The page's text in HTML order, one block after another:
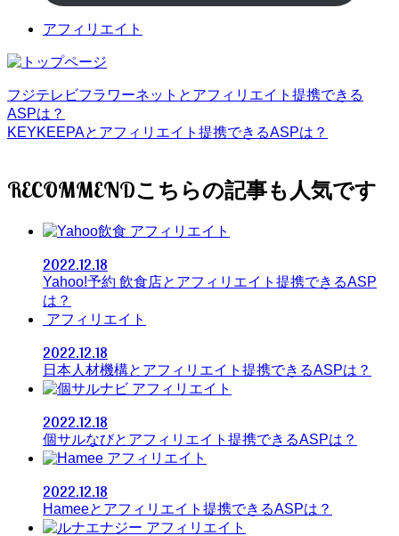
アフィリエイト
フジテレビフラワーネットとアフィリエイト提携できる
ASPは？
KEYKEEPAとアフィリエイト提携できるASPは？
RECOMMEND
アフィリエイト
2022.12.18
Yahoo!予約 飲食店とアフィリエイト提携できるASP
は？
アフィリエイト
2022.12.18
日本人材機構とアフィリエイト提携できるASPは？
アフィリエイト
2022.12.18
個サルなびとアフィリエイト提携できるASPは？
アフィリエイト
2022.12.18
Hameeとアフィリエイト提携できるASPは？
アフィリエイト